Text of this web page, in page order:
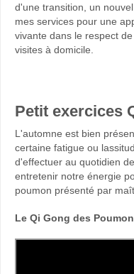
d'une transition, un
mes services pour une
vivante dans le respect
visites à domicile.
Petit exercices
L'automne est bien
certaine fatigue ou
d'effectuer au quotidien
entretenir notre énergie
poumon présenté par
Le Qi Gong des